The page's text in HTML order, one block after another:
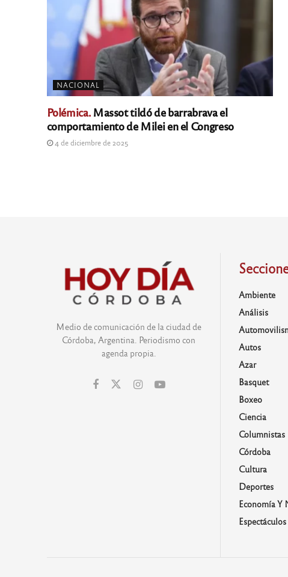
NACIONAL
Polémica.Massot tildó de barrabrava el
comportamiento de Milei en el Congreso
4 de diciembre de 2025
Medio de comunicación de la ciudad de
Córdoba, Argentina. Periodismo con
agenda propia.
Ambiente
Análisis
Autos
Azar
Basquet
Boxeo
Ciencia
Columnistas
Córdoba
Cultura
Deportes
Economía Y
Espectáculos